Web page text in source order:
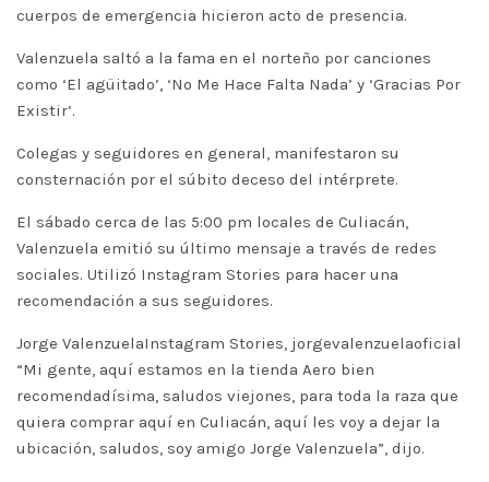
cuerpos de emergencia hicieron acto de presencia.
Valenzuela saltó a la fama en el norteño por canciones
como ‘El agüitado’, ‘No Me Hace Falta Nada’ y ‘Gracias Por
Existir’.
Colegas y seguidores en general, manifestaron su
consternación por el súbito deceso del intérprete.
El sábado cerca de las 5:00 pm locales de Culiacán,
Valenzuela emitió su último mensaje a través de redes
sociales. Utilizó Instagram Stories para hacer una
recomendación a sus seguidores.
Jorge ValenzuelaInstagram Stories, jorgevalenzuelaoficial
“Mi gente, aquí estamos en la tienda Aero bien
recomendadísima, saludos viejones, para toda la raza que
quiera comprar aquí en Culiacán, aquí les voy a dejar la
ubicación, saludos, soy amigo Jorge Valenzuela”, dijo.